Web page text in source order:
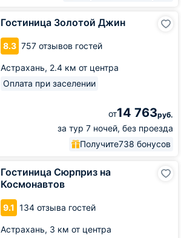
Гостиница Золотой Джин
8.3 757 отзывов гостей
Астрахань, 2.4 км от центра
Оплата при заселении
от14 763руб.
за тур 7 ночей, без проезда
Получите738 бонусов
Гостиница Сюрприз на
Космонавтов
9.1 134 отзыва гостей
Астрахань, 3 км от центра